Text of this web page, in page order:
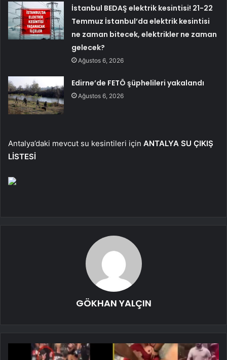
İstanbul BEDAŞ elektrik kesintisi! 21-22
Temmuz İstanbul’da elektrik kesintisi
ne zaman bitecek, elektrikler ne zaman
gelecek?
Ağustos 6, 2026
Edirne’de FETÖ şüphelileri yakalandı
Ağustos 6, 2026
Antalya’daki mevcut su kesintileri için ANTALYA SU ÇIKIŞ
LİSTESİ
GÖKHAN YALÇIN